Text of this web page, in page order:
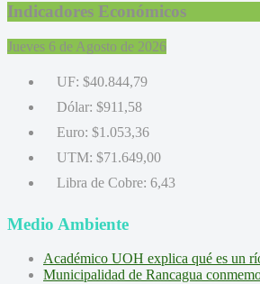
Indicadores Económicos
Jueves 6 de Agosto de 2026
UF: $40.844,79
Dólar: $911,58
Euro: $1.053,36
UTM: $71.649,00
Libra de Cobre: 6,43
Medio Ambiente
Académico UOH explica qué es un
Municipalidad de Rancagua